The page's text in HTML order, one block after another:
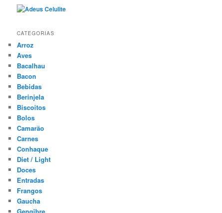
CATEGORIAS
Arroz
Aves
Bacalhau
Bacon
Bebidas
Berinjela
Biscoitos
Bolos
Camarão
Carnes
Conhaque
Diet / Light
Doces
Entradas
Frangos
Gaucha